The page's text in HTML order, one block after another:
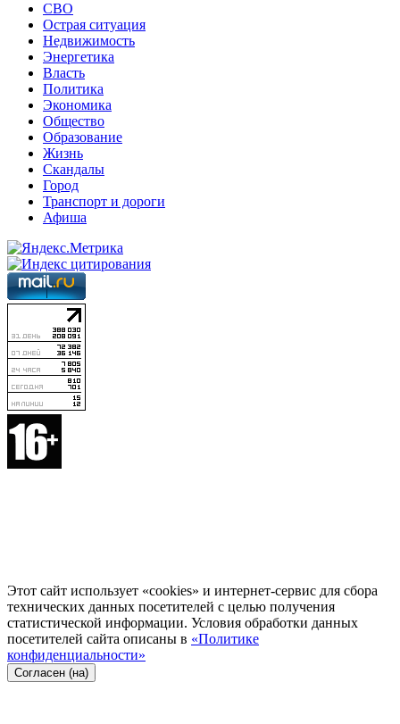
СВО
Острая ситуация
Недвижимость
Энергетика
Власть
Политика
Экономика
Общество
Образование
Жизнь
Скандалы
Город
Транспорт и дороги
Афиша
Этот сайт использует «cookies» и интернет-сервис для сбора
технических данных посетителей с целью получения
статистической информации. Условия обработки данных
посетителей сайта описаны в «Политике
конфиденциальности»
Согласен (на)